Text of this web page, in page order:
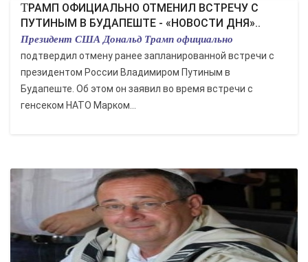
ТРАМП ОФИЦИАЛЬНО ОТМЕНИЛ ВСТРЕЧУ С
ПУТИНЫМ В БУДАПЕШТЕ - «НОВОСТИ ДНЯ»..
Президент США Дональд Трамп официально
подтвердил отмену ранее запланированной встречи с
президентом России Владимиром Путиным в
Будапеште. Об этом он заявил во время встречи с
генсеком НАТО Марком...